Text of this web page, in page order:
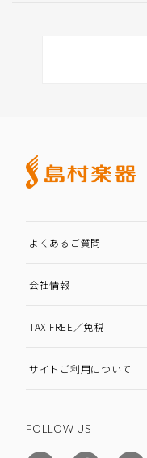
よくあるご質問
会社情報
TAX FREE／免税
サイトご利用について
FOLLOW US